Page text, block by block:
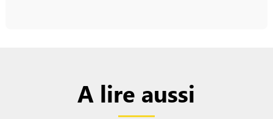
A lire aussi